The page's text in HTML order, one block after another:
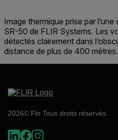
Image thermique prise par
SR-50 de FLIR Systems. Les
détectés clairement dans
distance de plus de 400 mètres.
2026© Flir Tous droits réservés.